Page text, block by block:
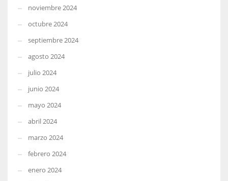
noviembre 2024
octubre 2024
septiembre 2024
agosto 2024
julio 2024
junio 2024
mayo 2024
abril 2024
marzo 2024
febrero 2024
enero 2024